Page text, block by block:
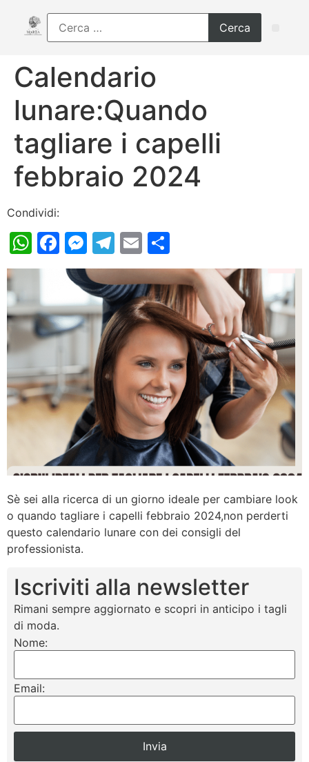
Calendario
lunare:Quando
tagliare i capelli
febbraio 2024
Condividi:
WhatsApp
Facebook
Messenger
Telegram
Email
Sè sei alla ricerca di un giorno ideale per cambiare look
o quando tagliare i capelli febbraio 2024,non perderti
questo calendario lunare con dei consigli del
professionista.
Iscriviti alla newsletter
Rimani sempre aggiornato e scopri in anticipo i tagli
di moda.
Nome:
Email: